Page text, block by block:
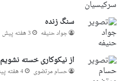
سنگ زنده
جواد حنیفه 3 هفته پیش
از نیکوکاری خسته نشویم
حسام مرتضوی 4 هفته پیش